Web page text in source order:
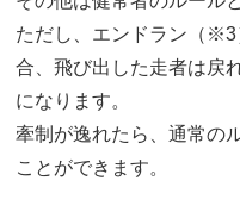
ただし、エンドラン（
合、飛び出した走者は戻
になります。
牽制が逸れたら、通常の
ことができます。